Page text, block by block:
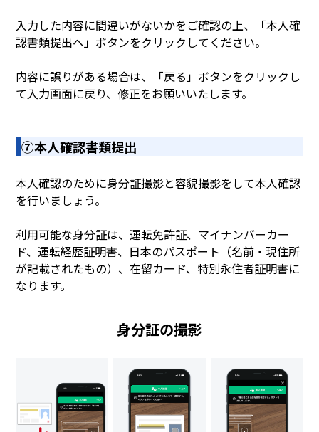
入力した内容に間違いがないかをご確認の上、「本人確
認書類提出へ」ボタンをクリックしてください。
内容に誤りがある場合は、「戻る」ボタンをクリックし
て入力画面に戻り、修正をお願いいたします。
⑦本人確認書類提出
本人確認のために身分証撮影と容貌撮影をして本人確認
を行いましょう。
利用可能な身分証は、運転免許証、マイナンバーカー
ド、運転経歴証明書、日本のパスポート（名前・現住所
が記載されたもの）、在留カード、特別永住者証明書に
なります。
身分証の撮影